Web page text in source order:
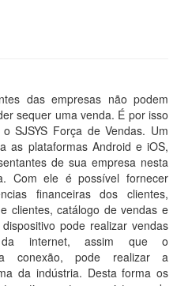
das empresas não podem
sequer uma venda. É por isso
SJSYS Força de Vendas. Um
as plataformas Android e iOS,
de sua empresa nesta
Com ele é possível fornecer
financeiras dos clientes,
clientes, catálogo de vendas e
pode realizar vendas
da internet, assim que o
conexão, pode realizar a
da indústria. Desta forma os